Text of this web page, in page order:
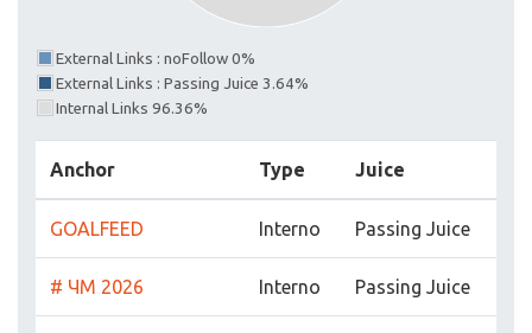
External Links : noFollow 0%
External Links : Passing Juice 3.64%
Internal Links 96.36%
Anchor Type Juice
GOALFEED Interno Passing Juice
# ЧМ 2026 Interno Passing Juice